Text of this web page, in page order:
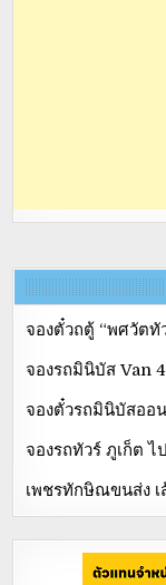
จองตั๋วถตู้ “พศวัตทั
จองรถมินิบัส Van
จองตั๋วรถมินิบัสออ
จองรถทัวร์ ภูเก็ต ไ
เพชรทักษิณขนส่ง เ